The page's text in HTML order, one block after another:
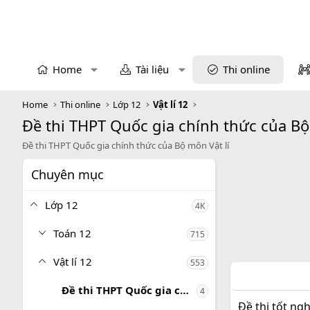
Home Tài liệu Thi online
Home Thi online Lớp 12 Vật lí 12
Đề thi THPT Quốc gia chính thức của
Đề thi THPT Quốc gia chính thức của Bộ môn Vật lí
Chuyên mục
Lớp 12 4K
Toán 12 715
Vật lí 12 553
Đề thi THPT Quốc gia chính thức của Bộ môn Vật lí 4
Đề thi tốt